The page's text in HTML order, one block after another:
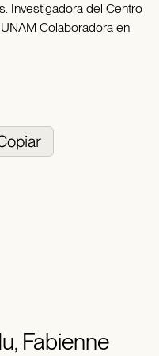
Investigadora del Centro
Colaboradora en
Fabienne